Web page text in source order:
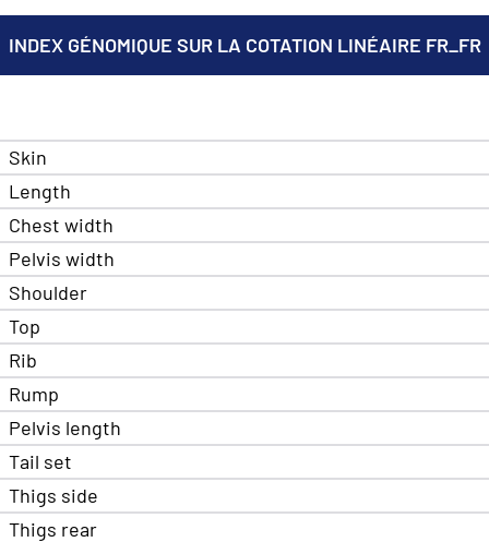
INDEX GÉNOMIQUE SUR LA COTATION LINÉAIRE FR_FR
Skin
Length
Chest width
Pelvis width
Shoulder
Top
Rib
Rump
Pelvis length
Tail set
Thigs side
Thigs rear